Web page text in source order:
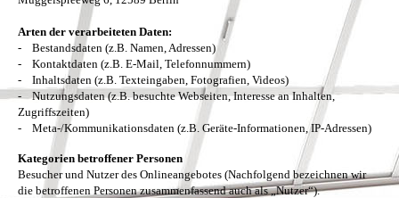
Arten der verarbeiteten Daten:
- Bestandsdaten (z.B. Namen, Adressen)
- Kontaktdaten (z.B. E-Mail, Telefonnummern)
- Inhaltsdaten (z.B. Texteingaben, Fotografien, Videos)
- Nutzungsdaten (z.B. besuchte Webseiten, Interesse an Inhalten,
Zugriffszeiten)
- Meta-/Kommunikationsdaten (z.B. Geräte-Informationen, IP-Adressen)
Kategorien betroffener Personen
Besucher und Nutzer des Onlineangebotes (Nachfolgend bezeichnen wir
die betroffenen Personen zusammenfassend auch als „Nutzer“).